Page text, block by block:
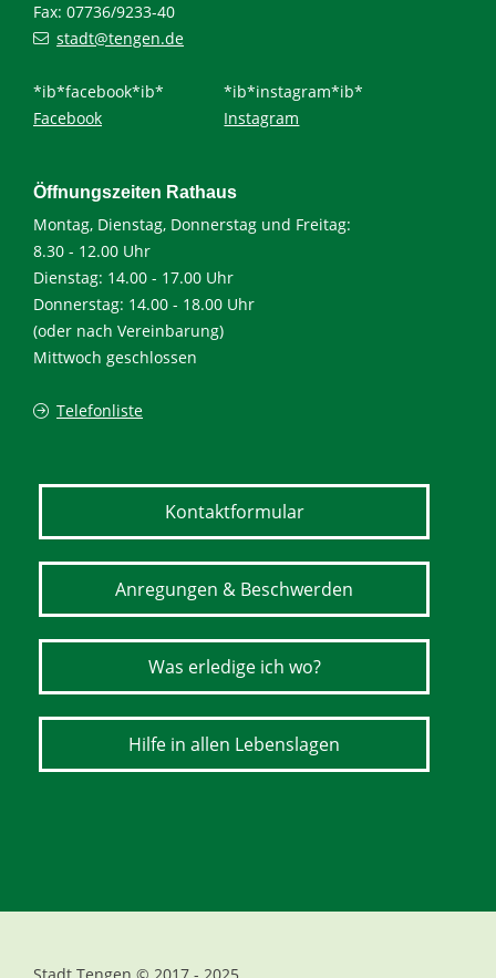
Fax: 07736/9233-40
stadt@tengen.de
*ib*facebook*ib*
Facebook
*ib*instagram*ib*
Instagram
Öffnungszeiten Rathaus
Montag, Dienstag, Donnerstag und Freitag:
8.30 - 12.00 Uhr
Dienstag: 14.00 - 17.00 Uhr
Donnerstag: 14.00 - 18.00 Uhr
(oder nach Vereinbarung)
Mittwoch geschlossen
Telefonliste
Kontaktformular
Anregungen & Beschwerden
Was erledige ich wo?
Hilfe in allen Lebenslagen